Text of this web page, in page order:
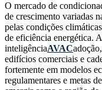
O mercado de
de crescimento variadas
pelas condições
de eficiência energética.
inteligênciaAVAC
edifícios comerciais e
fortemente em modelos
regulamentares e metas